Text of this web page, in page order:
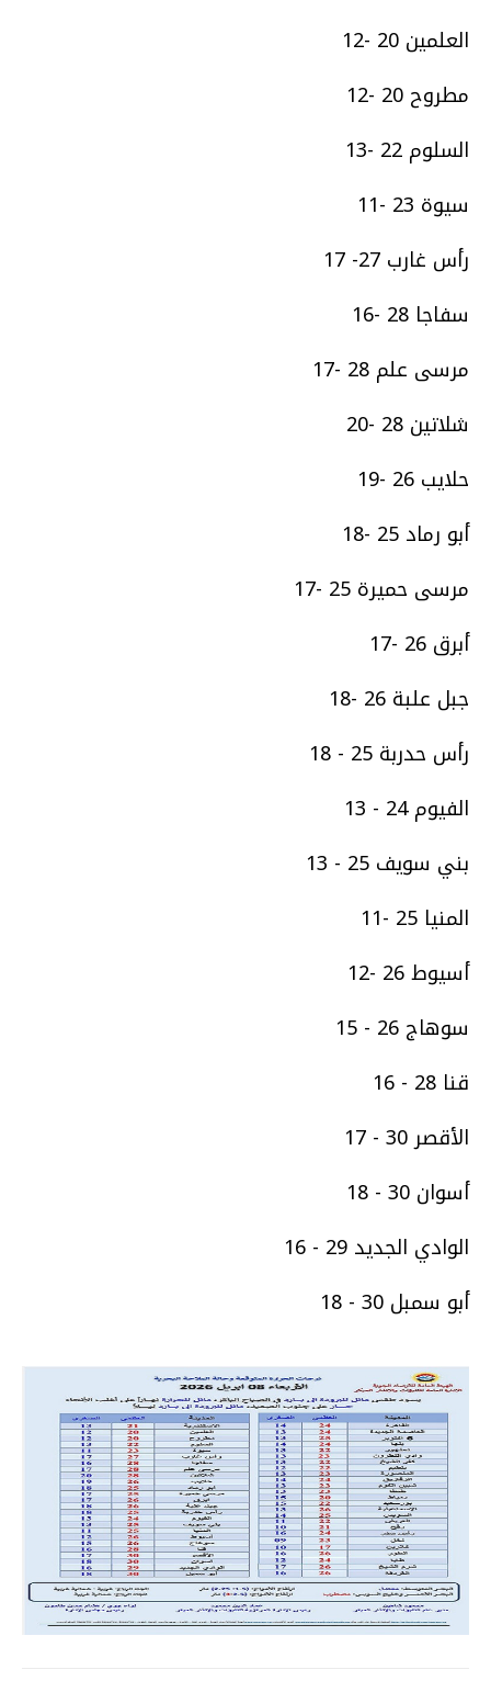
العلمين 20 -12
مطروح 20 -12
السلوم 22 -13
سيوة 23 -11
رأس غارب 27- 17
سفاجا 28 -16
مرسى علم 28 -17
شلاتين 28 -20
حلايب 26 -19
أبو رماد 25 -18
مرسى حميرة 25 -17
أبرق 26 -17
جبل علبة 26 -18
رأس حدربة 25 - 18
الفيوم 24 - 13
بني سويف 25 - 13
المنيا 25 -11
أسيوط 26 -12
سوهاج 26 - 15
قنا 28 - 16
الأقصر 30 - 17
أسوان 30 - 18
الوادي الجديد 29 - 16
أبو سمبل 30 - 18